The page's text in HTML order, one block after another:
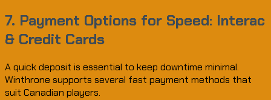
7. Payment Options for Speed: Interac
& Credit Cards
A quick deposit is essential to keep downtime minimal.
Winthrone supports several fast payment methods that
suit Canadian players.